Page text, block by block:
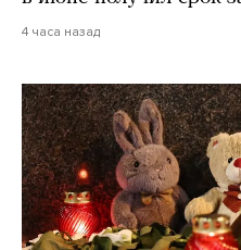
4 часа назад